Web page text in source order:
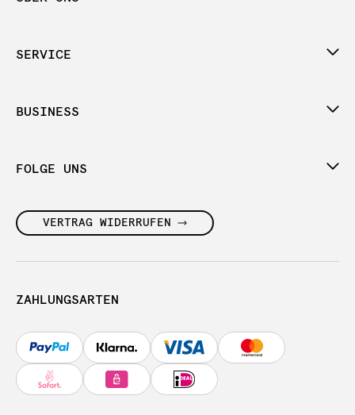
SERVICE
BUSINESS
FOLGE UNS
VERTRAG WIDERRUFEN
ZAHLUNGSARTEN